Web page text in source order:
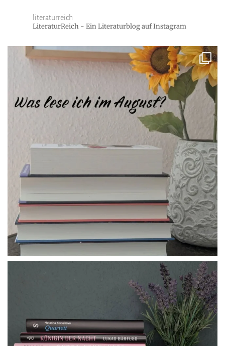
literaturreich
LiteraturReich - Ein Literaturblog auf Instagram